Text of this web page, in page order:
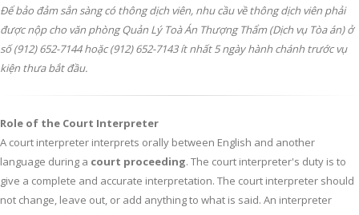
Để bảo đảm sẳn sàng có thông dịch viên, nhu cầu về thông dịch viên phải
được nộp cho văn phòng Quản Lý Toà Án Thượng Thẩm (Dịch vụ Tòa án) ở
số (912) 652-7144 hoặc (912) 652-7143 ít nhất 5 ngày hành chánh trước vụ
kiện thưa bắt đầu.
Role of the Court Interpreter
A court interpreter interprets orally between English and another
language during a court proceeding. The court interpreter's duty is to
give a complete and accurate interpretation. The court interpreter should
not change, leave out, or add anything to what is said. An interpreter